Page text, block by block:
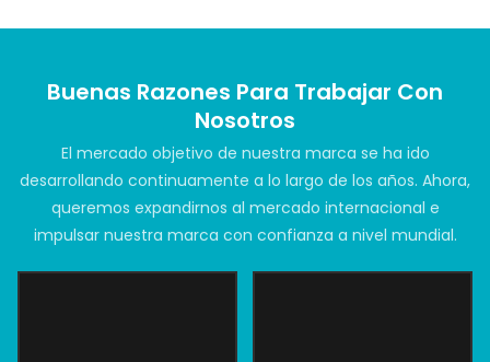
Buenas Razones Para Trabajar Con
Nosotros
El mercado objetivo de nuestra marca se ha ido
desarrollando continuamente a lo largo de los años. Ahora,
queremos expandirnos al mercado internacional e
impulsar nuestra marca con confianza a nivel mundial.